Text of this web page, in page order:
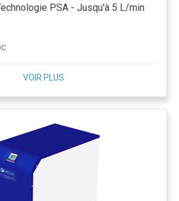
PSA - Jusqu'à 5 L/min
VOIR PLUS